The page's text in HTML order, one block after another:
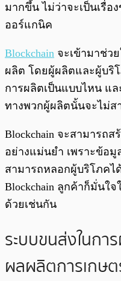
มากขึ้น ไม่ว่าจะเป็นเรื่อ
ออร์แกนิค
Blockchain จะเข้ามาช่ว
ผลิต โดยผู้ผลิตและผู้บริ
การผลิตเป็นแบบไหน แ
ทางพวกผู้ผลิตนั้นจะไม่ส
Blockchain จะสามารถ
อย่างแม่นยำ เพราะข้อมู
สามารถหลอกผู้บริโภคไ
Blockchain ลูกค้าก็มั่นใจ
ด้วยเช่นกัน
ระบบขนส่งในกา
ผลผลิตการเกษ